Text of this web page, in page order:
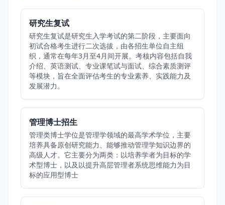
研究生复试
研究生复试是研究生入学考试的第二阶段，主要面向
初试合格考生进行二次选拔，由各招生单位自主组
织，通常在每年3月至4月间开展。考核内容包括自我
介绍、英语测试、专业课笔试与面试、综合素质测评
等模块，旨在全面评估考生的专业素养、实践能力及
发展潜力。
管理博士招生
管理类博士学位是管理学领域的最高学术学位，主要
培养具备原创研究能力、能够推动管理学知识边界的
高级人才。它主要分为两类：以培养学者为目标的学
术型博士，以及以提升高层管理者系统思维能力为目
标的应用型博士